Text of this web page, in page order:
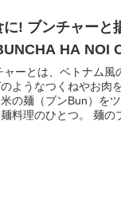
! ブンチャーと
HA NOI
ーとは、ベトナム風
ようなつくねやお肉
の麺（ブンBun）を
料理のひとつ。 麺の